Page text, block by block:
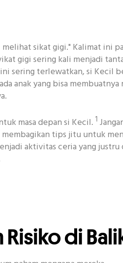
KERUSAKAN GIGI
MULUT
CSR Kencan
sikat gigi." Kalimat ini
gigi sering kali menjadi
ini sering terlewatkan, si Kecil
anak yang bisa
masa depan si Kecil. 1
tips jitu untuk
aktivitas ceria yang
di